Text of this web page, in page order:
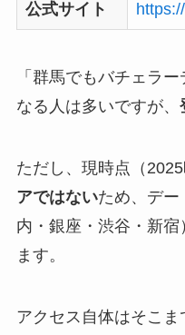
公式サイト
「群馬でもバチェラ
なる人は多いですが、
ただし、現時点（
アではないため、デー
内・銀座・渋谷・新
ます。
アクセス自体はそこ